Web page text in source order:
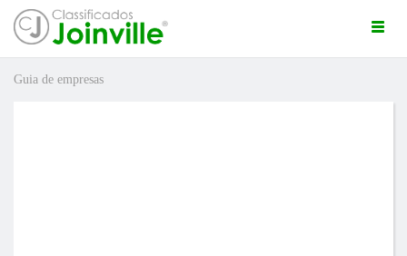
Guia de empresas